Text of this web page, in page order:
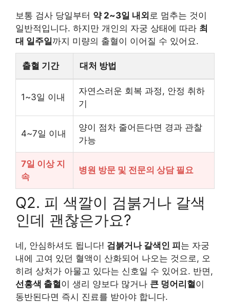
보통 검사 당일부터 약 2~3일 내외 로 멈추는 것이
일반적입니다. 하지만 개인의 자궁 상태에 따라 최
대 일주일까지 미량의 출혈이 이어질 수 있어요.
출혈 기간 대처 방법
1~3일 이내
자연스러운 회복 과정, 안정 취하
기
4~7일 이내
양이 점차 줄어든다면 경과 관찰
가능
7일 이상 지
속
병원 방문 및 전문의 상담 필요
Q2. 피 색깔이 검붉거나 갈색
인데 괜찮은가요?
네, 안심하셔도 됩니다! 검붉거나 갈색인 피 는 자궁
내에 고여 있던 혈액이 산화되어 나오는 것으로, 오
히려 상처가 아물고 있다는 신호일 수 있어요. 반면,
선홍색 출혈 이 생리 양보다 많거나 큰 덩어리혈 이
동반된다면 즉시 진료를 받아야 합니다.